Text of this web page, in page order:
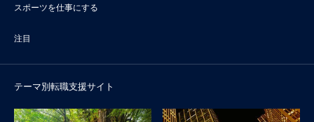
スポーツを仕事にする
注目
テーマ別転職支援サイト